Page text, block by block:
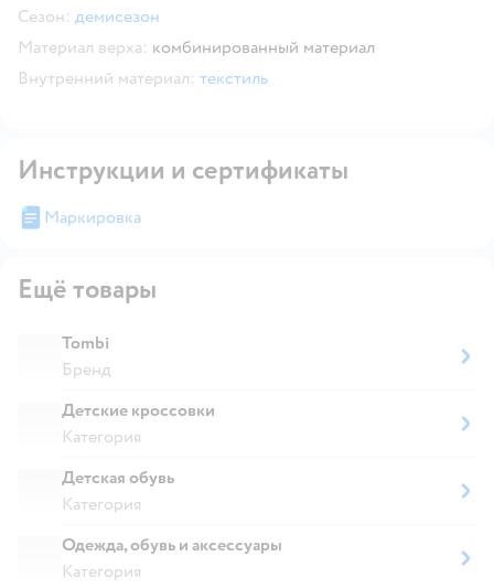
Сезон: демисезон
Материал верха: комбинированный материал
Внутренний материал: текстиль
Инструкции и сертификаты
Маркировка
Ещё товары
Tombi
Бренд
Детские кроссовки
Категория
Детская обувь
Категория
Одежда, обувь и аксессуары
Категория